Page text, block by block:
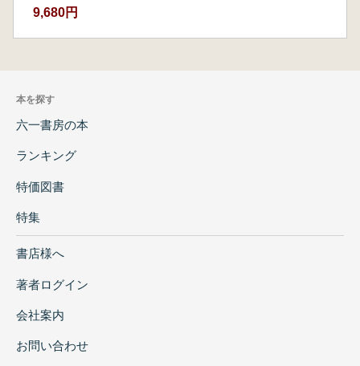
とその特質 (岩本 崇)
10 龍子三ツ塚古墳群の墳丘表面の石材
村朋美)
分析 (白石 純)
13 龍子三ツ塚古墳群における自然環境調査
第6章 総括
(2)1号墳
2 研究活動にかかわる成果
3 古墳群の年代とその位置づけ
9,680円
本を探す
六一書房の本
ランキング
特価図書
特集
書店様へ
著者ログイン
会社案内
お問い合わせ